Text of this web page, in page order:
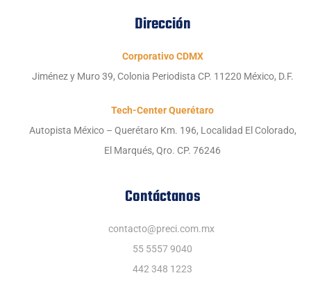
Dirección
Corporativo CDMX
Jiménez y Muro 39, Colonia Periodista CP. 11220 México, D.F.
Tech-Center Querétaro
Autopista México – Querétaro Km. 196, Localidad El Colorado,
El Marqués, Qro. CP. 76246
Contáctanos
contacto@preci.com.mx
55 5557 9040
442 348 1223